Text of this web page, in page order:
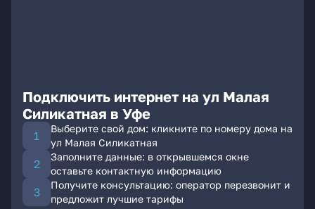
Подключить интернет на ул Малая
Силикатная в Уфе
Выберите свой дом: кликните по номеру дома на
ул Малая Силикатная
Заполните данные: в открывшемся окне
оставьте контактную информацию
Получите консультацию: оператор перезвонит и
предложит лучшие тарифы